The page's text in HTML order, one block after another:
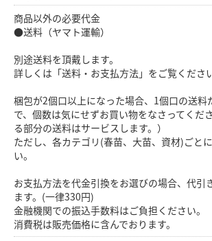
商品以外の必要代金
●送料（ヤマト運輸）
別途送料を頂戴します。
詳しくは「送料・お支払方法」をご覧ください
梱包が2個口以上になった場合、1個口の送料
で、個数は気にせずお買い物をなさってくだ
る部分の送料はサービスします。）
ただし、各カテゴリ(春苗、大苗、資材)ごと
い。
お支払方法を代金引換をお選びの場合、代引
ます。(一律330円)
金融機関での振込手数料はご負担ください。
消費税は販売価格に含んでおります。